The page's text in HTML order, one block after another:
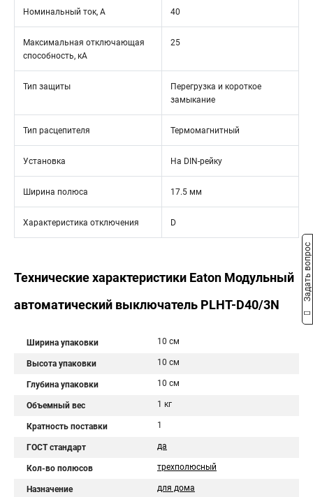
Номинальный ток, А 40
Максимальная отключающая
способность, кА
25
Тип защиты
Перегрузка и короткое
замыкание
Тип расцепителя Термомагнитный
Установка На DIN-рейку
Ширина полюса 17.5 мм
Характеристика отключения D
Технические характеристики Eaton Модульный
автоматический выключатель PLHT-D40/3N
Ширина упаковки 10 см
Высота упаковки 10 см
Глубина упаковки 10 см
Объемный вес 1 кг
Кратность поставки 1
ГОСТ стандарт да
Кол-во полюсов трехполюсный
Назначение для дома
Задать вопрос